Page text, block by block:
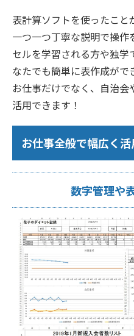
表計算ソフトを使ったこと
一つ一つ丁寧な説明で操作
セルを学習される方や独
なたでも簡単に表作成がで
お仕事だけでなく、自治会
活用できます！
お仕事全般で幅広く
数字管理や